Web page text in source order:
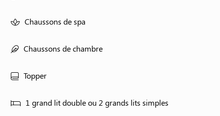
Chaussons de spa
Chaussons de chambre
Topper
1 grand lit double ou 2 grands lits simples